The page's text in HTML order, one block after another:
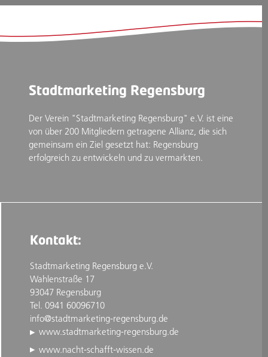
Stadtmarketing Regensburg
Der Verein "Stadtmarketing Regensburg" e.V. ist eine
von über 200 Mitgliedern getragene Allianz, die sich
gemeinsam ein Ziel gesetzt hat: Regensburg
erfolgreich zu entwickeln und zu vermarkten.
Kontakt:
Stadtmarketing Regensburg e.V.
Wahlenstraße 17
93047 Regensburg
Tel. 0941 60096710
info@stadtmarketing-regensburg.de
www.stadtmarketing-regensburg.de
www.nacht-schafft-wissen.de